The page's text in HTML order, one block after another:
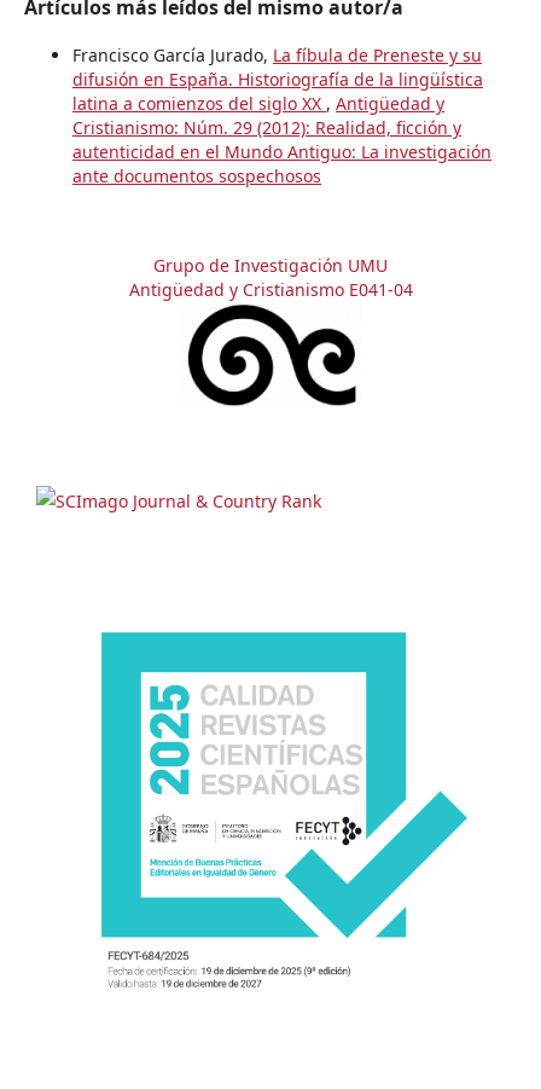
Artículos más leídos del mismo autor/a
Francisco García Jurado, La fíbula de Preneste y su
difusión en España. Historiografía de la lingüística
latina a comienzos del siglo XX , Antigüedad y
Cristianismo: Núm. 29 (2012): Realidad, ficción y
autenticidad en el Mundo Antiguo: La investigación
ante documentos sospechosos
Grupo de Investigación UMU
Antigüedad y Cristianismo E041-04